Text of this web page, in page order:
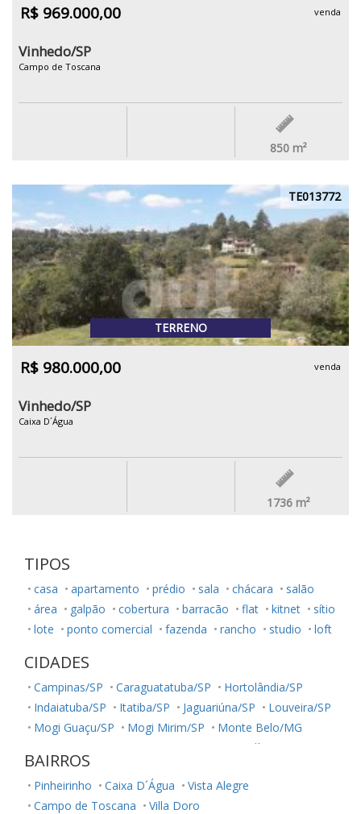
R$ 969.000,00 venda
Vinhedo/SP
Campo de Toscana
850 m²
TE013772
TERRENO
R$ 980.000,00 venda
Vinhedo/SP
Caixa D´Água
1736 m²
TIPOS
casa apartamento prédio sala chácara
salão
área
galpão cobertura barracão flat kitnet
sítio
lote
ponto comercial fazenda rancho studio loft
CIDADES
Campinas/SP Caraguatatuba/SP
Hortolândia/SP
Indaiatuba/SP
Itatiba/SP Jaguariúna/SP
Louveira/SP
Mogi Guaçu/SP
Mogi Mirim/SP
Monte Belo/MG
Paulínia/SP
Salto/SP
Valinhos/SP
BAIRROS
Pinheirinho Caixa D´Água
Vista Alegre
Campo de Toscana
Villa Doro